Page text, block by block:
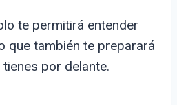
te permitirá entender
que también te preparará
por delante.